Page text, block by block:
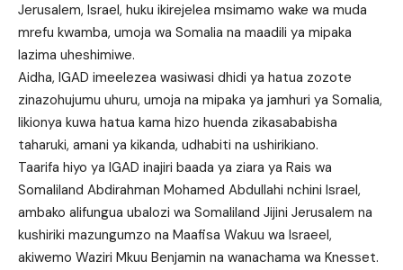
Jerusalem, Israel, huku ikirejelea msimamo wake wa muda
mrefu kwamba, umoja wa Somalia na maadili ya mipaka
lazima uheshimiwe.
Aidha, IGAD imeelezea wasiwasi dhidi ya hatua zozote
zinazohujumu uhuru, umoja na mipaka ya jamhuri ya Somalia,
likionya kuwa hatua kama hizo huenda zikasababisha
taharuki, amani ya kikanda, udhabiti na ushirikiano.
Taarifa hiyo ya IGAD inajiri baada ya ziara ya Rais wa
Somaliland Abdirahman Mohamed Abdullahi nchini Israel,
ambako alifungua ubalozi wa Somaliland Jijini Jerusalem na
kushiriki mazungumzo na Maafisa Wakuu wa Israeel,
akiwemo Waziri Mkuu Benjamin na wanachama wa Knesset.